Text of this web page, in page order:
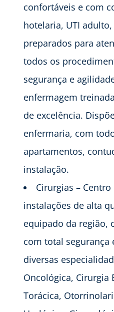
confortáveis e com
hotelaria, UTI
preparados para
todos os
segurança e
enfermagem
de excelência.
enfermaria, com
apartamentos,
instalação.
Cirurgias –
instalações de alta
equipado da região,
com total segurança
diversas
Oncológica, Cirurgia
Torácica,